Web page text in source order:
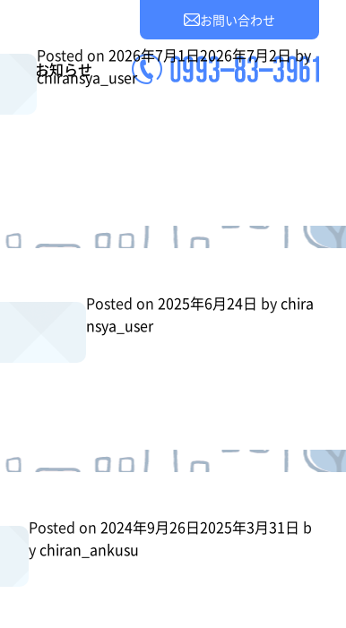
お問い合わせ
お知らせ
Posted on2026年7月1日2026年7月2日by
chiransya_user
Posted on2025年6月24日 bychira
nsya_user
Posted on2024年9月26日2025年3月31日 b
ychiran_ankusu